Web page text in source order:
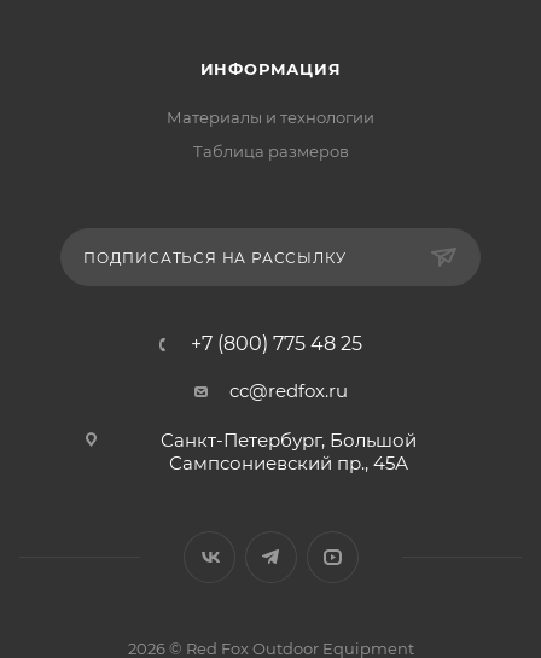
ИНФОРМАЦИЯ
Материалы и технологии
Таблица размеров
ПОДПИСАТЬСЯ НА РАССЫЛКУ
+7 (800) 775 48 25
cc@redfox.ru
Санкт-Петербург, Большой
Сампсониевский пр., 45А
2026 © Red Fox Outdoor Equipment